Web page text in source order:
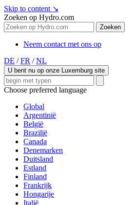
Skip to content ↘
Zoeken op Hydro.com
Zoeken
Neem contact met ons op
DE / FR / NL
U bent nu op onze Luxemburg site
Choose preferred language
Global
Argentinië
België
Brazilië
Canada
Denemarken
Duitsland
Estland
Finland
Frankrijk
Hongarije
Italië